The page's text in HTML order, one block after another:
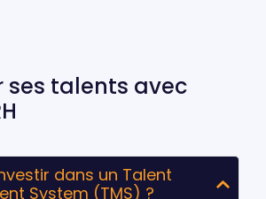
ses talents avec
dans un Talent
System (TMS) ?